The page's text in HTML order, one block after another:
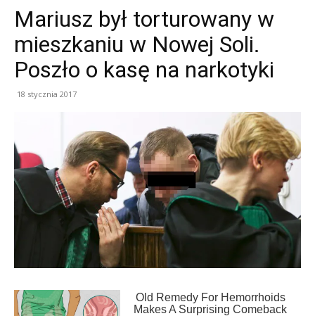
Mariusz był torturowany w
mieszkaniu w Nowej Soli.
Poszło o kasę na narkotyki
18 stycznia 2017